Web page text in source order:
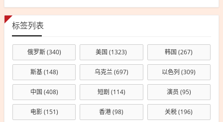
标签列表
俄罗斯(340) 美国 (1323) 韩国 (267)
斯基(148) 乌克兰(697) 以色列 (309)
中国 (408) 短剧 (114) 演员 (95)
电影(151) 香港(98) 关税(196)